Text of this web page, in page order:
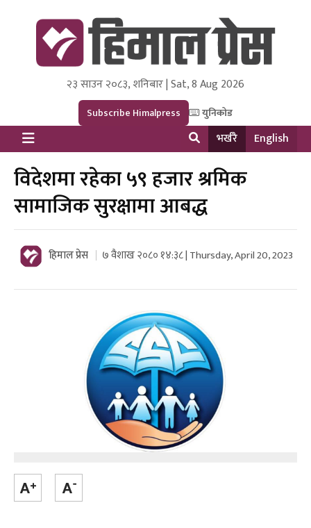
Himal Press
Dot NewsyNepal Media and Research Pvt Ltd.
२३ साउन २०८३, शनिबार | Sat, 8 Aug 2026
Subscribe Himalpress युनिकोड
भर्खरै English
विदेशमा रहेका ५९ हजार श्रमिक
सामाजिक सुरक्षामा आबद्ध
हिमाल प्रेस ७ वैशाख २०८० १४:३८ | Thursday, April 20, 2023